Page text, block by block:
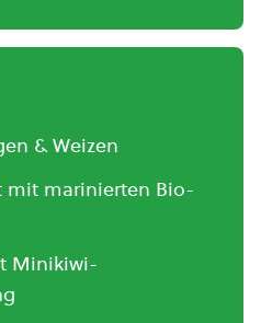
& Weizen
mit marinierten Bio-
Minikiwi-